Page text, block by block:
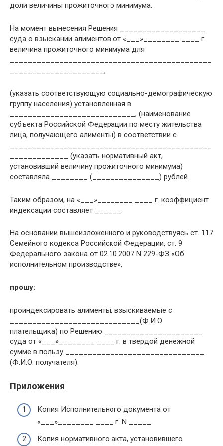
доли величины прожиточного минимума.
На момент вынесения Решения ___________________
суда о взыскании алиментов от «___»________ ____ г.
величина прожиточного минимума для
_____________________,
(указать соответствующую социально-демографическую
группу населения) установленная в
____________________________, (наименование
субъекта Российской Федерации по месту жительства
лица, получающего алименты) в соответствии с
_____________ (указать нормативный акт,
установивший величину прожиточного минимума)
составляла ________ (_______________) рублей.
Таким образом, на «___»________ ____ г. коэффициент
индексации составляет ______.
На основании вышеизложенного и руководствуясь ст. 117
Семейного кодекса Российской Федерации, ст. 9
Федерального закона от 02.10.2007 N 229-ФЗ «Об
исполнительном производстве»,
прошу:
проиндексировать алименты, взыскиваемые с
_____________________________(Ф.И.О.
плательщика) по Решению ______________________
суда от «___»________ ____ г. в твердой денежной
сумме в пользу _______________________________
(Ф.И.О. получателя).
Приложения
Копия Исполнительного документа от
«___»________ ____ г. N _____.
Копия нормативного акта, установившего